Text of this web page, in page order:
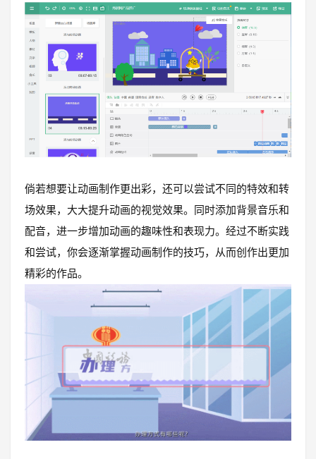
倘若想要让动画制作更出彩，还可以尝试不同的特效和转
场效果，大大提升动画的视觉效果。同时添加背景音乐和
配音，进一步增加动画的趣味性和表现力。经过不断实践
和尝试，你会逐渐掌握动画制作的技巧，从而创作出更加
精彩的作品。